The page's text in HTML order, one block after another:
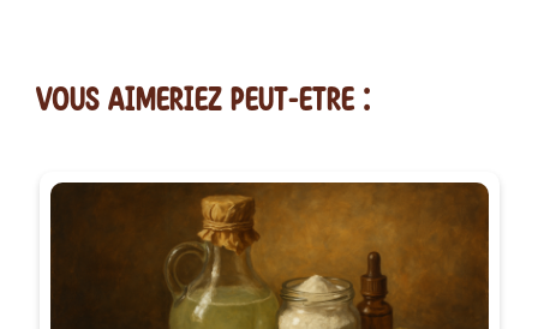
vous AIMERiEZ PEUT-ETRE :